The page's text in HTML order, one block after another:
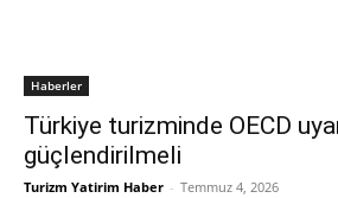
Haberler
Türkiye turizminde OECD
güçlendirilmeli
Turizm Yatirim Haber - Temmuz 4, 2026